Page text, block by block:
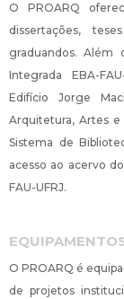
O PROARQ
dissertações,
graduandos. Além
Integrada EBA-
Edifício Jorge
Arquitetura, Artes e
Sistema de
acesso ao acervo
FAU-UFRJ.
O PROARQ é
de projetos